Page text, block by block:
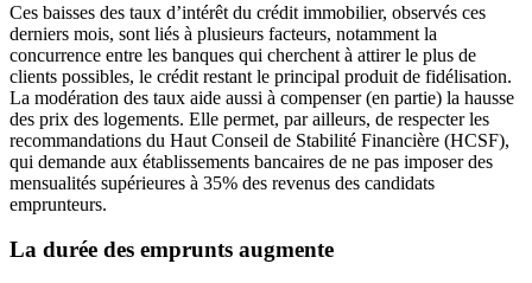
Ces baisses des taux d’intérêt du crédit immobilier, observés ces
derniers mois, sont liés à plusieurs facteurs, notamment la
concurrence entre les banques qui cherchent à attirer le plus de
clients possibles, le crédit restant le principal produit de fidélisation.
La modération des taux aide aussi à compenser (en partie) la hausse
des prix des logements. Elle permet, par ailleurs, de respecter les
recommandations du Haut Conseil de Stabilité Financière (HCSF),
qui demande aux établissements bancaires de ne pas imposer des
mensualités supérieures à 35% des revenus des candidats
emprunteurs.
La durée des emprunts augmente